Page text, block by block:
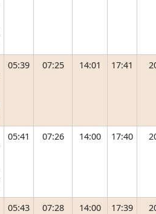
05:39 07:25 14:01 17:41
05:41 07:26 14:00 17:40
05:43 07:28 14:00 17:39